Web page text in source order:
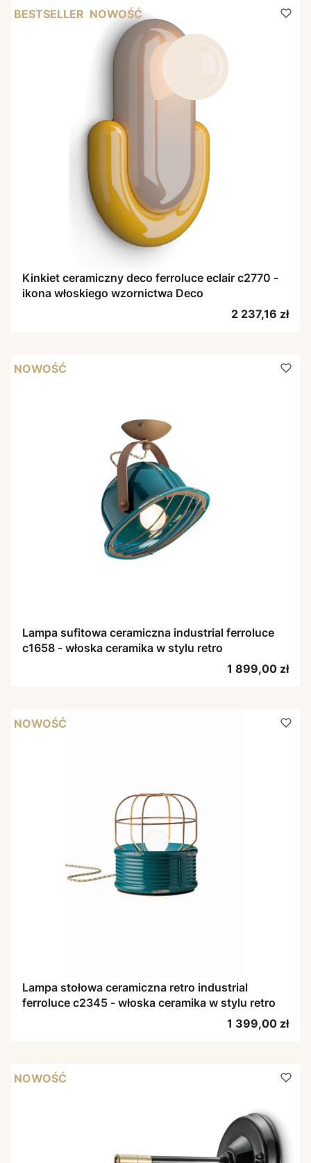
BESTSELLER NOWOŚĆ
Kinkiet ceramiczny deco ferroluce eclair c2770 -
ikona włoskiego wzornictwa Deco
Cena
2 237,16 zł
NOWOŚĆ
Lampa sufitowa ceramiczna industrial ferroluce
c1658 - włoska ceramika w stylu retro
Cena
1 899,00 zł
NOWOŚĆ
Lampa stołowa ceramiczna retro industrial
ferroluce c2345 - włoska ceramika w stylu retro
Cena
1 399,00 zł
NOWOŚĆ